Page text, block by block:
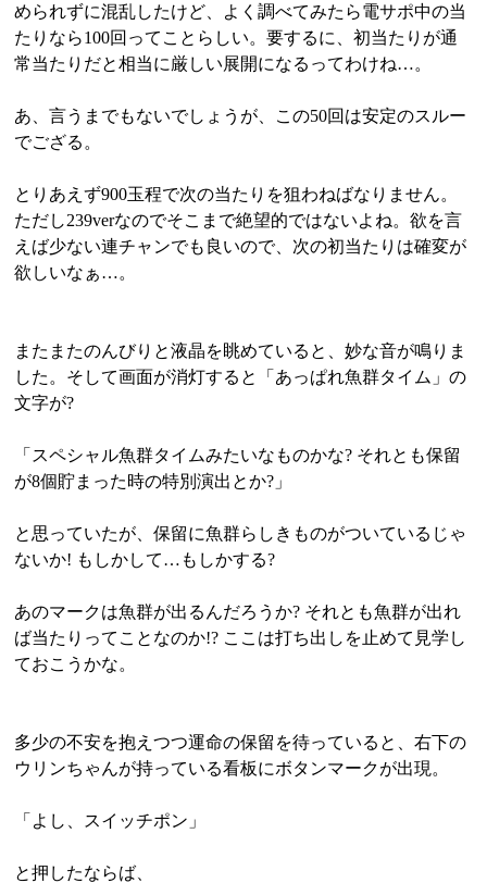
められずに混乱したけど、よく調べてみたら電サポ中の当
たりなら100回ってことらしい。要するに、初当たりが通
常当たりだと相当に厳しい展開になるってわけね…。
あ、言うまでもないでしょうが、この50回は安定のスルー
でござる。
とりあえず900玉程で次の当たりを狙わねばなりません。
ただし239verなのでそこまで絶望的ではないよね。欲を言
えば少ない連チャンでも良いので、次の初当たりは確変が
欲しいなぁ…。
またまたのんびりと液晶を眺めていると、妙な音が鳴りま
した。そして画面が消灯すると「あっぱれ魚群タイム」の
文字が?
「スペシャル魚群タイムみたいなものかな? それとも保留
が8個貯まった時の特別演出とか?」
と思っていたが、保留に魚群らしきものがついているじゃ
ないか! もしかして…もしかする?
あのマークは魚群が出るんだろうか? それとも魚群が出れ
ば当たりってことなのか!? ここは打ち出しを止めて見学し
ておこうかな。
多少の不安を抱えつつ運命の保留を待っていると、右下の
ウリンちゃんが持っている看板にボタンマークが出現。
「よし、スイッチポン」
と押したならば、